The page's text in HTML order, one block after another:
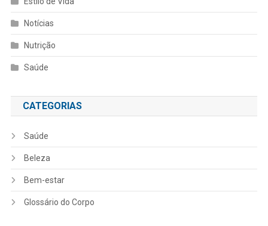
Notícias
Nutrição
Saúde
CATEGORIAS
Saúde
Beleza
Bem-estar
Glossário do Corpo